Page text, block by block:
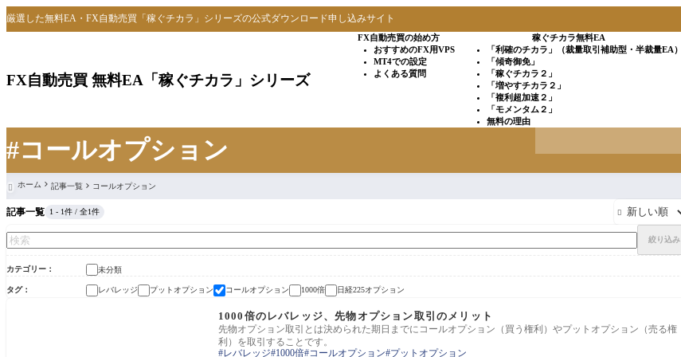
#コールオプション
厳選した無料EA・FX自動売買「稼ぐチカラ」シリーズの公式ダウンロード申し込みサイト
FX自動売買 無料EA「稼ぐチカラ」シリーズ
FX自動売買の始め方
おすすめのFX用VPS
MT4での設定
よくある質問
稼ぐチカラ無料EA
「利確のチカラ」（裁量取引補助型・半裁量EA）
「傾奇御免」
「稼ぐチカラ２」
「増やすチカラ２」
「複利超加速２」
「モメンタム２」
無料の理由
 ホーム 記事一覧 コールオプション
記事一覧 1 - 1件 / 全1件 
絞り込み
カテゴリー 未分類
タグ レバレッジ プットオプション コールオプション 1000倍 日経225オプション
1000倍のレバレッジ、先物オプション取引のメリット
先物オプション取引とは決められた期日までにコールオプション（買う権利）やプットオプション（売る権
利）を取引することです。
レバレッジ 1000倍 コールオプション プットオプション